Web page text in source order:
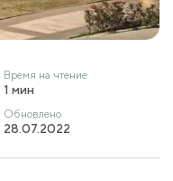
Время на чтение
1 мин
Обновлено
28.07.2022